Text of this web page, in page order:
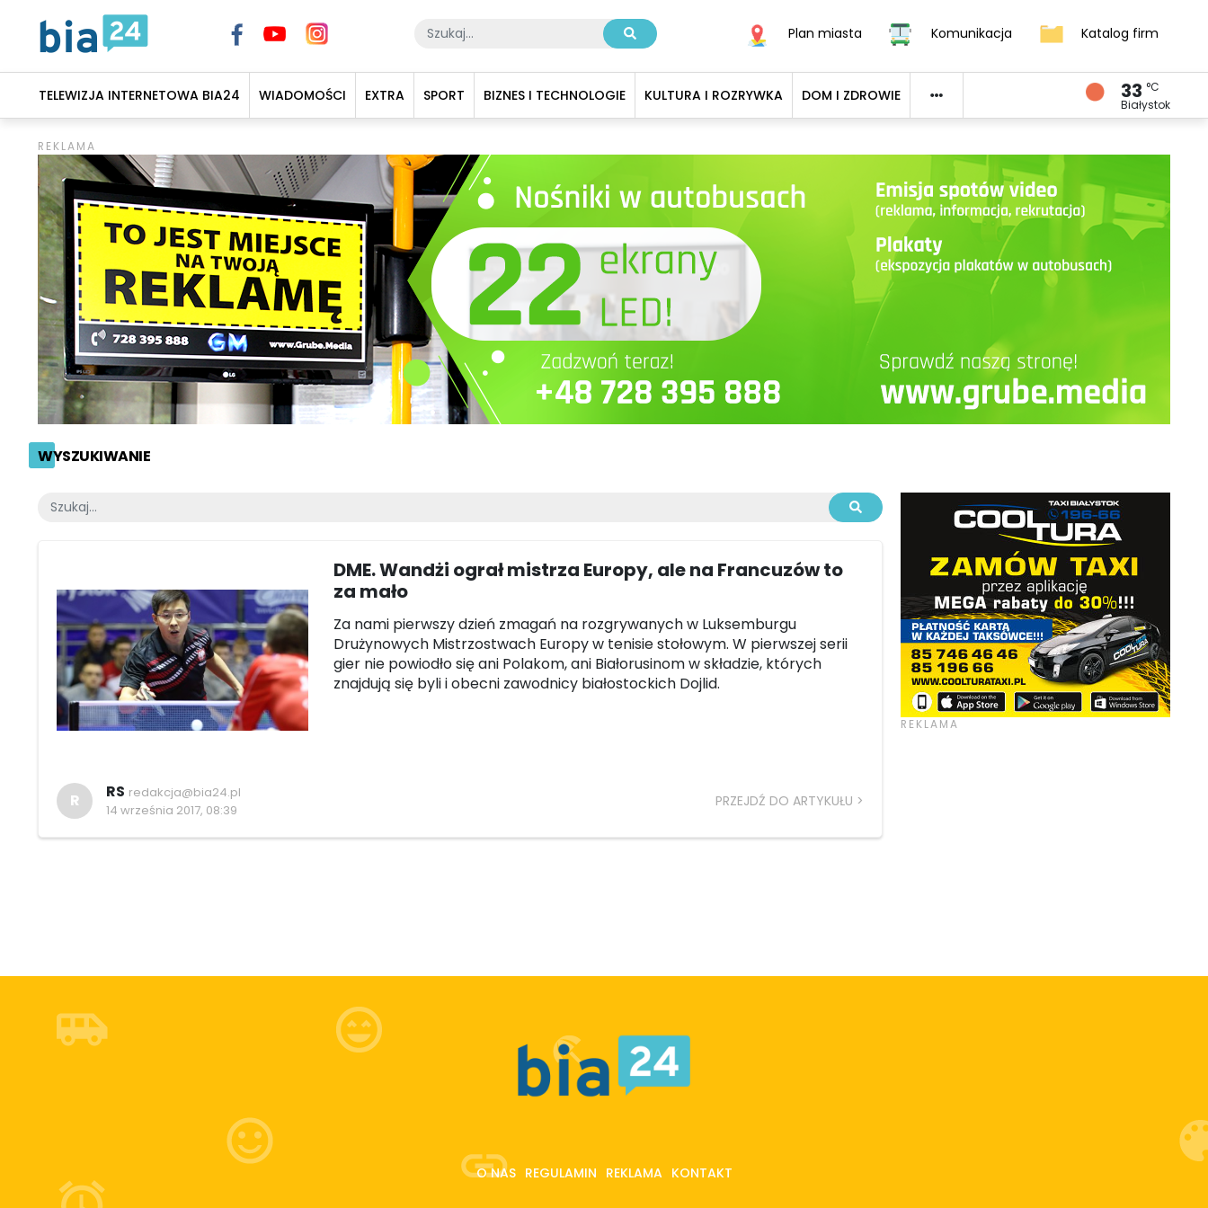
Plan miasta Komunikacja Katalog firm
TELEWIZJA INTERNETOWA BIA24 WIADOMOŚCI EXTRA SPORT BIZNES I TECHNOLOGIE KULTURA I ROZRYWKA DOM I ZDROWIE 33 °C
Białystok
WYSZUKIWANIE
DME. Wandżi ograł mistrza Europy, ale na Francuzów to
za mało
Za nami pierwszy dzień zmagań na rozgrywanych w Luksemburgu
Drużynowych Mistrzostwach Europy w tenisie stołowym. W pierwszej serii
gier nie powiodło się ani Polakom, ani Białorusinom w składzie, których
znajdują się byli i obecni zawodnicy białostockich Dojlid.
R RS redakcja@bia24.pl
14 września 2017, 08:39
PRZEJDŹ DO ARTYKUŁU
O NAS REGULAMIN REKLAMA KONTAKT